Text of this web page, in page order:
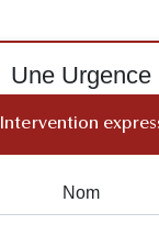
Une Urgence
Intervention
Nom